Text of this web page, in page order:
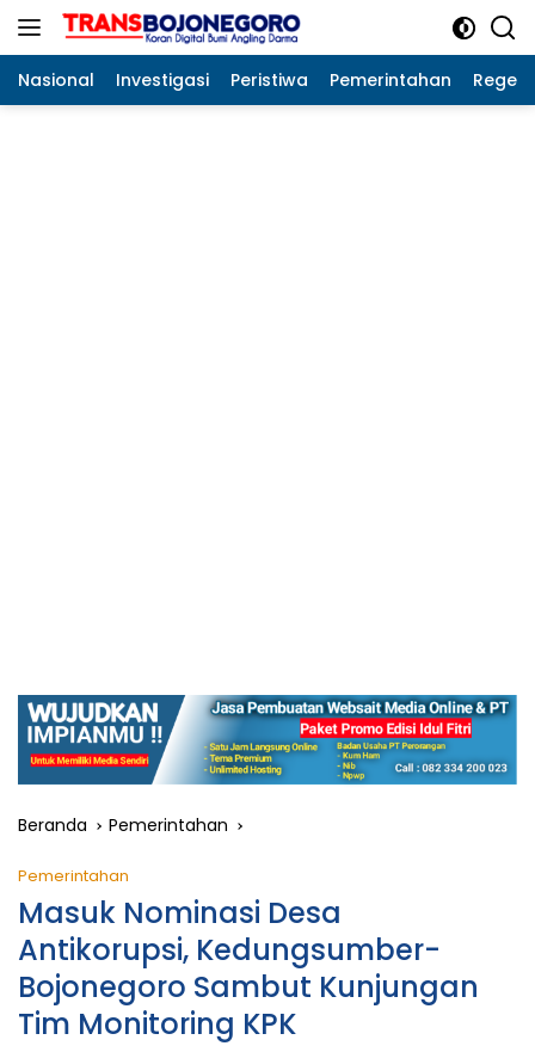
Langsung
Nasional Investigasi Peristiwa Pemerintahan
Beranda Pemerintahan
Pemerintahan
Masuk Nominasi Desa
Antikorupsi, Kedungsumber-
Bojonegoro Sambut Kunjungan
Tim Monitoring KPK